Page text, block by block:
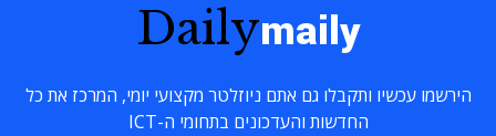
Dailymaily
הירשמו עכשיו ותקבלו גם אתם ניוזלטר מקצועי יומי, המרכז את כל
החדשות והעדכונים בתחומי ה-ICT